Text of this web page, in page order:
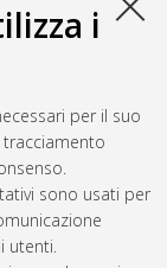
i
per il suo
sono usati per
utenti.
e numerica
di
e il
9 11:41:57 2026